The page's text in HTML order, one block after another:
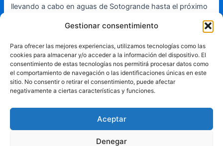
Gestionar consentimiento
Para ofrecer las mejores experiencias, utilizamos tecnologías como las
cookies para almacenar y/o acceder a la información del dispositivo. El
consentimiento de estas tecnologías nos permitirá procesar datos como
el comportamiento de navegación o las identificaciones únicas en este
sitio. No consentir o retirar el consentimiento, puede afectar
negativamente a ciertas características y funciones.
Aceptar
Denegar
llevando a cabo en aguas de Sotogrande hasta el próximo
Sotogrande (RCMS), Puerto Sotogrande (PST) y la
Federación Andaluza de Vela (FAV), y está patrocinada por
Sotogrande, El Periódico Sotogrande, S.A., Cervezas
Alhambra, Soho Dental, Gibraldrone y por el propio Puerto
Deportivo de Sotogrande.
costero y los monotipos un recorrido barlovento-
sotavento. Se espera una meteorología marcada por viento